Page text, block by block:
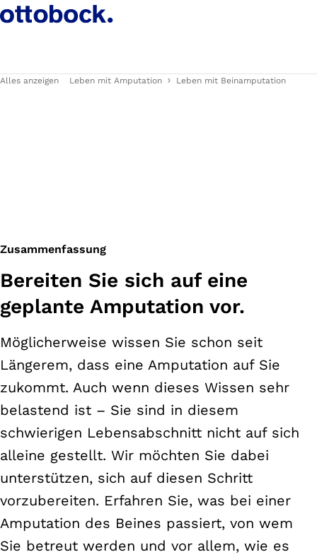
Alles anzeigen Leben mit Amputation Leben mit Beinamputation
Zusammenfassung
Bereiten Sie sich auf eine
geplante Amputation vor.
Möglicherweise wissen Sie schon seit
Längerem, dass eine Amputation auf Sie
zukommt. Auch wenn dieses Wissen sehr
belastend ist – Sie sind in diesem
schwierigen Lebensabschnitt nicht auf sich
alleine gestellt. Wir möchten Sie dabei
unterstützen, sich auf diesen Schritt
vorzubereiten. Erfahren Sie, was bei einer
Amputation des Beines passiert, von wem
Sie betreut werden und vor allem, wie es